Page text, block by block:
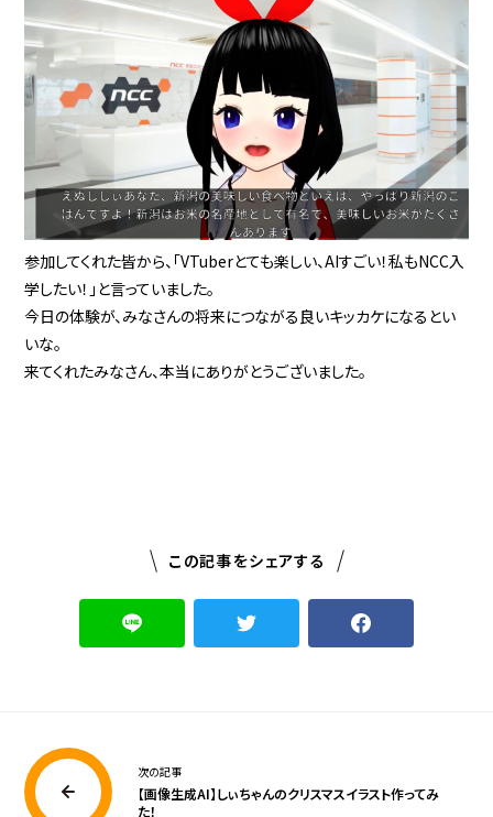
参加してくれた皆から、「VTuberとても楽しい、AIすごい！私もNCC入
学したい！」と言っていました。
今日の体験が、みなさんの将来につながる良いキッカケになるとい
いな。
来てくれたみなさん、本当にありがとうございました。
この記事をシェアする
次の記事
【画像生成AI】しぃちゃんのクリスマスイラスト作ってみ
た！